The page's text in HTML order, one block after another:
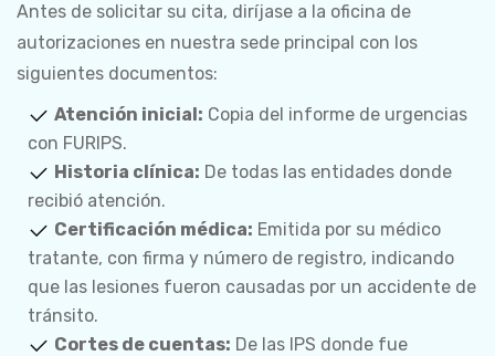
Antes de solicitar su cita, diríjase a la oficina de
autorizaciones en nuestra sede principal con los
siguientes documentos:
Atención inicial: Copia del informe de urgencias
con FURIPS.
Historia clínica: De todas las entidades donde
recibió atención.
Certificación médica: Emitida por su médico
tratante, con firma y número de registro, indicando
que las lesiones fueron causadas por un accidente de
tránsito.
Cortes de cuentas: De las IPS donde fue